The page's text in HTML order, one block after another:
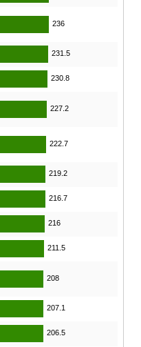
236
231.5
230.8
227.2
222.7
219.2
216.7
216
211.5
208
207.1
206.5